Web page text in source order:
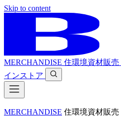
Skip to content
MERCHANDISE 住環境資材販売
インストア
MERCHANDISE 住環境資材販売